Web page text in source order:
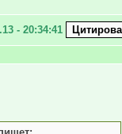
- 20:34:41